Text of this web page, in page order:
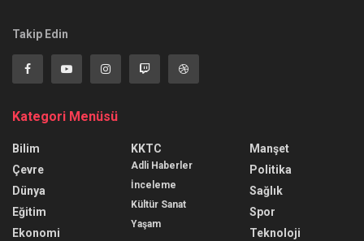
Takip Edin
Kategori Menüsü
Bilim
Çevre
Dünya
Eğitim
Ekonomi
KKTC
Adli Haberler
İnceleme
Kültür Sanat
Yaşam
Manşet
Politika
Sağlık
Spor
Teknoloji